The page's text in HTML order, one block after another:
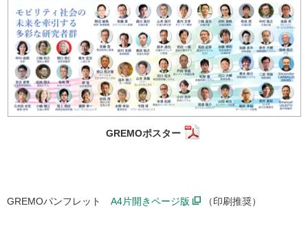
GREMOポスター
GREMOパンフレット A4片開きページ版 （印刷推奨）